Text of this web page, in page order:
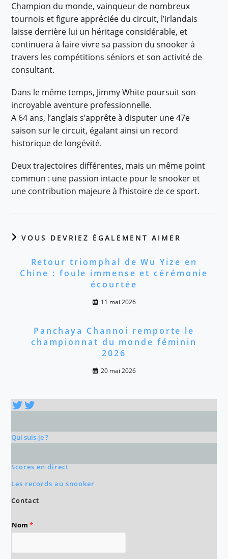
Champion du monde, vainqueur de nombreux
tournois et figure appréciée du circuit, l’irlandais
laisse derrière lui un héritage considérable, et
continuera à faire vivre sa passion du snooker à
travers les compétitions séniors et son activité de
consultant.
Dans le même temps, Jimmy White poursuit son
incroyable aventure professionnelle.
A 64 ans, l’anglais s’apprête à disputer une 47e
saison sur le circuit, égalant ainsi un record
historique de longévité.
Deux trajectoires différentes, mais un même point
commun : une passion intacte pour le snooker et
une contribution majeure à l’histoire de ce sport.
VOUS DEVRIEZ ÉGALEMENT AIMER
Retour triomphal de Wu Yize en
Chine : foule immense et cérémonie
écourtée
11 mai 2026
Panchaya Channoi remporte le
championnat du monde féminin
2026
20 mai 2026
Twitter
Twitter
Qui suis-je ?
Scores en direct
Les records au snooker
Contact
Nom*